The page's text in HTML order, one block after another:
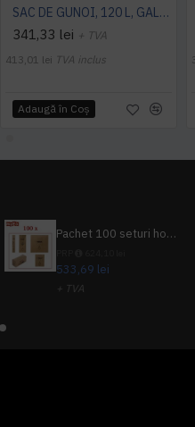
SAC DE GUNOI, 120 L, GALBEN, VERMOP
341,33 lei + TVA
413,01 lei TVA inclus
Adaugă în Coş
Pachet 100 seturi hoteliere, set dentar, set barbierit, casca de dus, pila unghii, set cusut
533,69 lei
+ TVA